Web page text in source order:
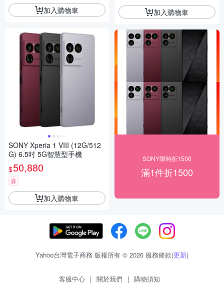
加入購物車
SONY Xperia 1 VIII (12G/512
G) 6.5吋 5G智慧型手機
$50,880
券
加入購物車
加入購物車
SONY限時折1500
滿1件折1500
Yahoo台灣電子商務 版權所有 © 2026 服務條款(更新)
客服中心 | 關於我們 | 購物須知